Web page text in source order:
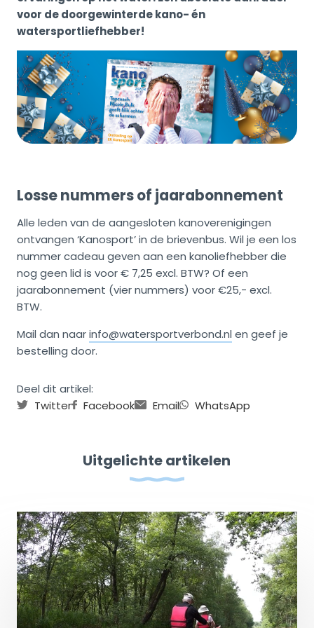
voor de doorgewinterde kano- én
watersportliefhebber!
Losse nummers of jaarabonnement
Alle leden van de aangesloten kanoverenigingen
ontvangen ‘Kanosport’ in de brievenbus. Wil je een los
nummer cadeau geven aan een kanoliefhebber die
nog geen lid is voor € 7,25 excl. BTW? Of een
jaarabonnement (vier nummers) voor €25,- excl.
BTW.
Mail dan naarinfo@watersportverbond.nl en geef je
bestelling door.
Deel dit artikel:
Twitter
Facebook Email WhatsApp
Uitgelichte artikelen